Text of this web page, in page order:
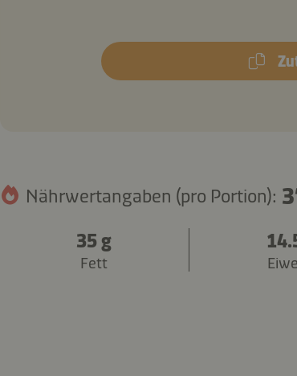
Nährwertangaben (pro Portion):
35 g
Fett